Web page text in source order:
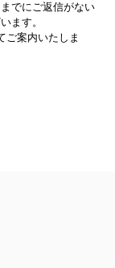
でにご返信がない
ます。
ご案内いたしま